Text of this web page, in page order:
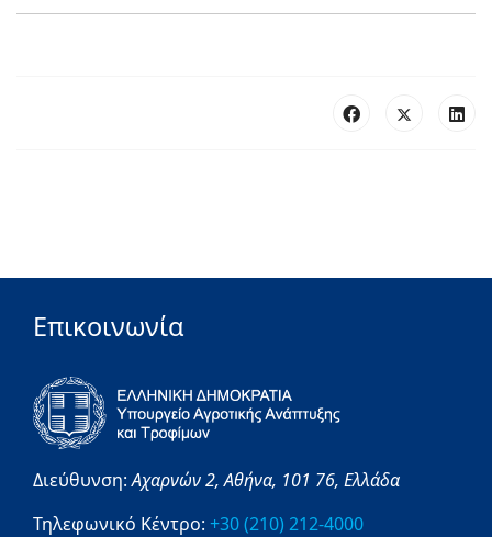
Επικοινωνία
Διεύθυνση:Αχαρνών 2,Αθήνα, 101 76, Ελλάδα
Τηλεφωνικό Κέντρο: +30 (210) 212-4000